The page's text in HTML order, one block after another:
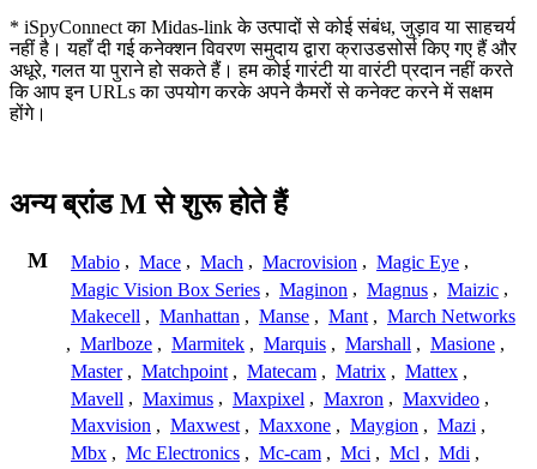
* iSpyConnect का Midas-link के उत्पादों से कोई संबंध, जुड़ाव या साहचर्य
नहीं है। यहाँ दी गई कनेक्शन विवरण समुदाय द्वारा क्राउडसोर्स किए गए हैं और
अधूरे, गलत या पुराने हो सकते हैं। हम कोई गारंटी या वारंटी प्रदान नहीं करते
कि आप इन URLs का उपयोग करके अपने कैमरों से कनेक्ट करने में सक्षम
होंगे।
अन्य ब्रांड M से शुरू होते हैं
M Mabio , Mace , Mach , Macrovision , Magic Eye ,
Magic Vision Box Series , Maginon , Magnus , Maizic ,
Makecell , Manhattan , Manse , Mant , March Networks
, Marlboze , Marmitek , Marquis , Marshall , Masione ,
Master , Matchpoint , Matecam , Matrix , Mattex ,
Mavell , Maximus , Maxpixel , Maxron , Maxvideo ,
Maxvision , Maxwest , Maxxone , Maygion , Mazi ,
Mbx , Mc Electronics , Mc-cam , Mci , Mcl , Mdi ,